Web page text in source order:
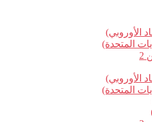
الأوروبي)
المتحدة)
الأوروبي)
المتحدة)